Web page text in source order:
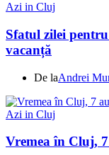
Azi in Cluj
Sfatul zilei
vacanță
De laAndrei
Azi in Cluj
Vremea în Cluj,